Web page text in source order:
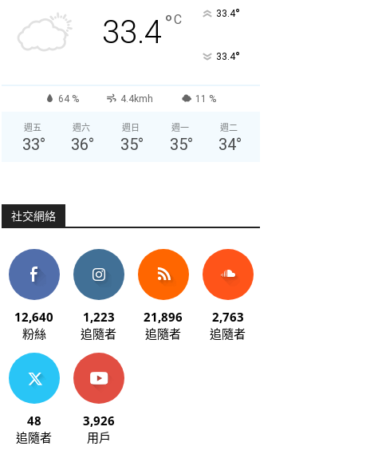
33.4°C 33.4°
33.4°
64 % 4.4kmh 11 %
週五
33°
週六
36°
週日
35°
週一
35°
週二
34°
社交網絡
12,640
粉絲
1,223
追隨者
21,896
追隨者
2,763
追隨者
48
追隨者
3,926
用戶